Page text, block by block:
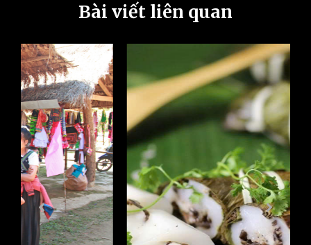
Bài viết liên quan